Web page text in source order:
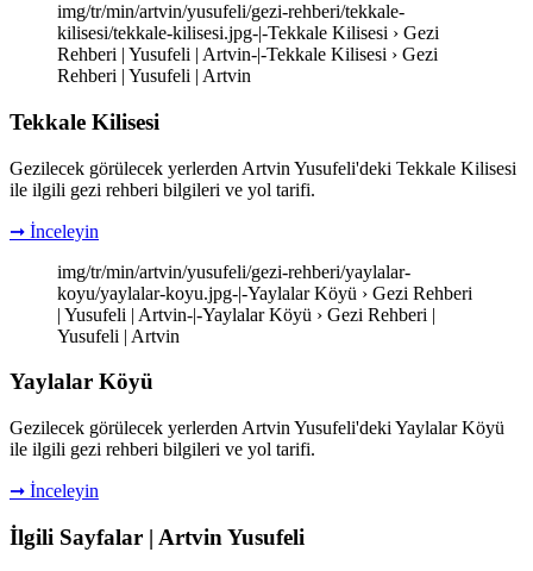
img/tr/min/artvin/yusufeli/gezi-rehberi/tekkale-
kilisesi/tekkale-kilisesi.jpg-|-Tekkale Kilisesi › Gezi
Rehberi | Yusufeli | Artvin-|-Tekkale Kilisesi › Gezi
Rehberi | Yusufeli | Artvin
Tekkale Kilisesi
Gezilecek görülecek yerlerden Artvin Yusufeli'deki Tekkale Kilisesi
ile ilgili gezi rehberi bilgileri ve yol tarifi.
➞ İnceleyin
img/tr/min/artvin/yusufeli/gezi-rehberi/yaylalar-
koyu/yaylalar-koyu.jpg-|-Yaylalar Köyü › Gezi Rehberi
| Yusufeli | Artvin-|-Yaylalar Köyü › Gezi Rehberi |
Yusufeli | Artvin
Yaylalar Köyü
Gezilecek görülecek yerlerden Artvin Yusufeli'deki Yaylalar Köyü
ile ilgili gezi rehberi bilgileri ve yol tarifi.
➞ İnceleyin
İlgili Sayfalar | Artvin Yusufeli